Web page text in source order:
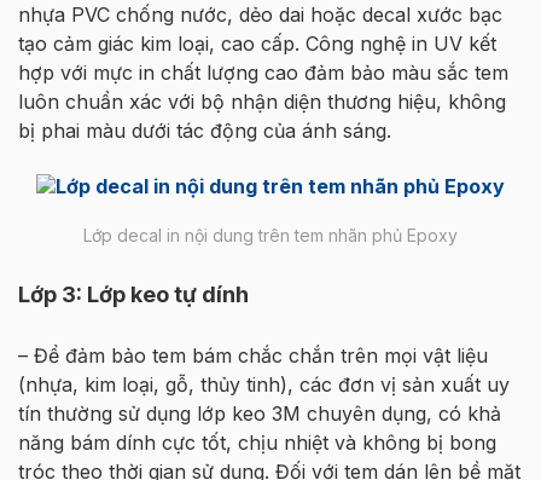
nhựa PVC chống nước, dẻo dai hoặc decal xước bạc
tạo cảm giác kim loại, cao cấp. Công nghệ in UV kết
hợp với mực in chất lượng cao đảm bảo màu sắc tem
luôn chuẩn xác với bộ nhận diện thương hiệu, không
bị phai màu dưới tác động của ánh sáng.
Lớp decal in nội dung trên tem nhãn phủ Epoxy
Lớp 3: Lớp keo tự dính
– Để đảm bảo tem bám chắc chắn trên mọi vật liệu
(nhựa, kim loại, gỗ, thủy tinh), các đơn vị sản xuất uy
tín thường sử dụng lớp keo 3M chuyên dụng, có khả
năng bám dính cực tốt, chịu nhiệt và không bị bong
tróc theo thời gian sử dụng. Đối với tem dán lên bề mặt